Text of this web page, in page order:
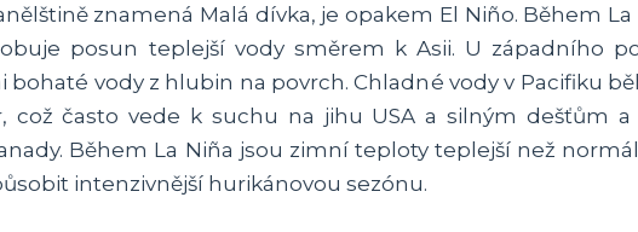
znamená Malá dívka, je opakem El Niño. Během
posun teplejší vody směrem k Asii. U západního
bohaté vody z hlubin na povrch. Chladné vody v Pacifiku
což často vede k suchu na jihu USA a silným dešťům
Během La Niña jsou zimní teploty teplejší než
intenzivnější hurikánovou sezónu.